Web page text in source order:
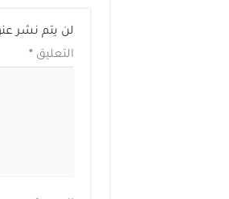
لن يتم نشر
التعليق*